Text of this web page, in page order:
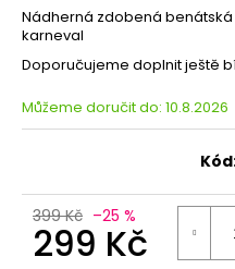
5
hvězdiček.
Nádherná zdobená
karneval
Doporučujeme doplnit ještě
Můžeme doručit do: 10.8.2026
399 Kč –25 %
299 Kč
HAVAJSKÝ
VĚNEC
ŽLUTÝ
26
Kč